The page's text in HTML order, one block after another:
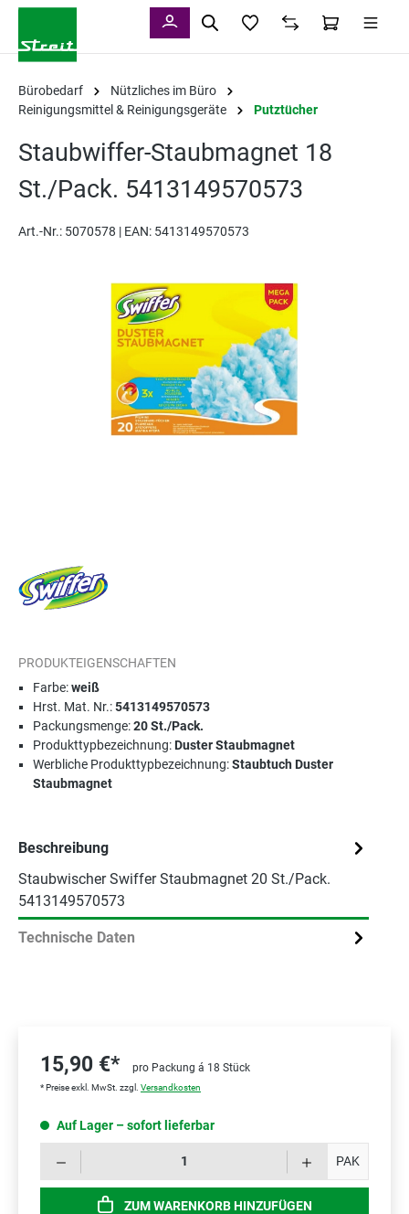
Bürobedarf
Nützliches im Büro
Reinigungsmittel & Reinigungsgeräte
Putztücher
Staubwiffer-Staubmagnet 18
St./Pack. 5413149570573
Art.-Nr.: 5070578 | EAN: 5413149570573
PRODUKTEIGENSCHAFTEN
Farbe:weiß
Hrst. Mat. Nr.:5413149570573
Packungsmenge:20 St./Pack.
Produkttypbezeichnung:Duster Staubmagnet
Werbliche Produkttypbezeichnung:Staubtuch Duster
Staubmagnet
Beschreibung
Staubwischer Swiffer Staubmagnet 20 St./Pack.
5413149570573
Technische Daten
15,90 €* pro Packung á 18 Stück
* Preise exkl. MwSt. zzgl. Versandkosten
Auf Lager – sofort lieferbar
PAK
ZUM WARENKORB HINZUFÜGEN